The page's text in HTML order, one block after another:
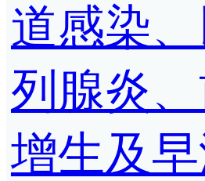
道感染
列腺炎
增生及